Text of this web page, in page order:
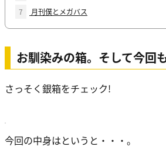
7
月刊僕とメガバス
お馴染みの箱。そして今回
さっそく銀箱をチェック!
今回の中身はというと・・・。